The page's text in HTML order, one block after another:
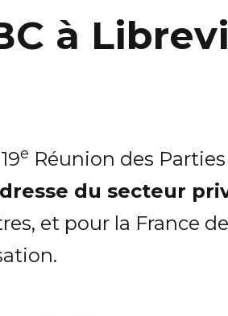
à
e Réunion des
du secteur
et pour la France de